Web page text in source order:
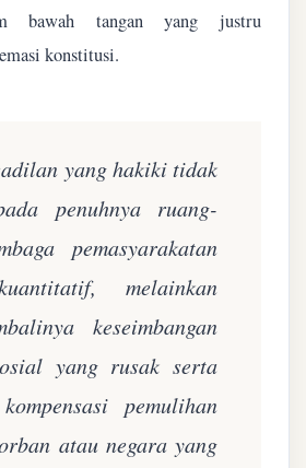
bawah tangan yang justru
konstitusi.
yang hakiki tidak
penuhnya ruang-
pemasyarakatan
melainkan
keseimbangan
yang rusak serta
pemulihan
atau negara yang